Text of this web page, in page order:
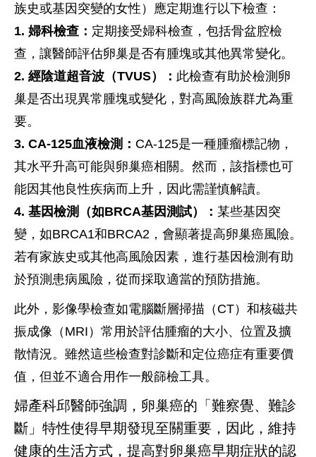
族史或基因突變的女性）應定期進行以下檢查：
1. 婦科檢查： 定期接受婦科檢查，包括骨盆腔檢
查，讓醫師評估卵巢是否有腫塊或其他異常變化。
2. 經陰道超音波（TVUS）： 此檢查有助於檢測卵
巢是否出現異常腫塊或變化，對高風險族群尤為重
要。
3. CA-125血液檢測： CA-125是一種腫瘤標記物，
其水平升高可能與卵巢癌相關。然而，該指標也可
能因其他良性疾病而上升，因此需謹慎解讀。
4. 基因檢測（如BRCA基因測試）： 某些基因突
變，如BRCA1和BRCA2，會顯著提高卵巢癌風險。
若有家族史或其他高風險因素，進行基因檢測有助
於預測患病風險，從而採取適當的預防措施。
此外，影像學檢查如電腦斷層掃描（CT）和核磁共
振成像（MRI）常用於評估腫瘤的大小、位置及擴
散情況。雖然這些檢查對診斷和定位癌症有重要價
值，但並不適合用作一般篩檢工具。
婦產科邱醫師強調，卵巢癌的「難察覺、難診
斷」特性使得早期發現至關重要，因此，維持
健康的生活方式，提高對卵巢癌早期症狀的認